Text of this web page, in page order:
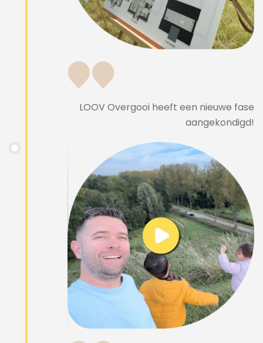
LOOV Overgooi heeft een nieuwe fase
aangekondigd!